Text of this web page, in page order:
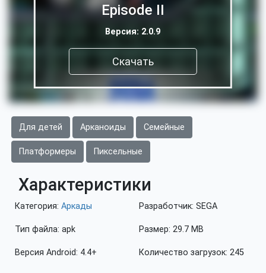
Episode II
Версия: 2.0.9
Скачать
Для детей Арканоиды Семейные
Платформеры Пиксельные
Характеристики
Категория: Аркады
Тип файла: apk
Версия Android: 4.4+
Разработчик: SEGA
Размер: 29.7 MB
Количество загрузок: 245